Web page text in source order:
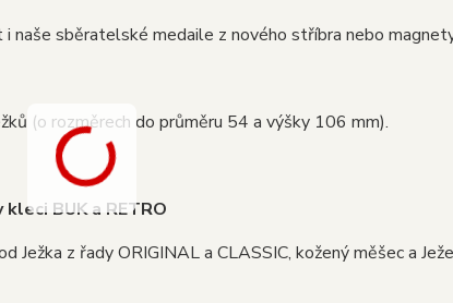
naše sběratelské medaile z nového stříbra nebo
(o rozměrech do průměru 54 a výšky 106 mm).
kleci BUK a RETRO
Ježka z řady ORIGINAL a CLASSIC, kožený měšec a